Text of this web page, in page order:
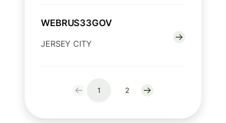
WEBRUS33GOV
JERSEY CITY
1 2